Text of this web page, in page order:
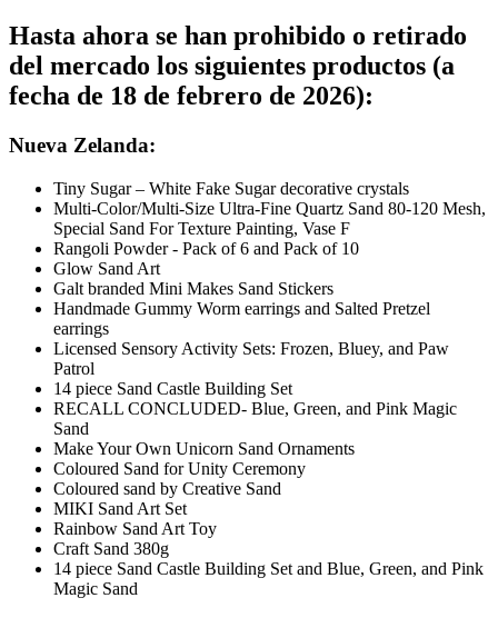
Hasta ahora se han prohibido o retirado
del mercado los siguientes productos (a
fecha de 18 de febrero de 2026):
Nueva Zelanda:
Tiny Sugar – White Fake Sugar decorative crystals
Multi-Color/Multi-Size Ultra-Fine Quartz Sand 80-120 Mesh,
Special Sand For Texture Painting, Vase F
Rangoli Powder - Pack of 6 and Pack of 10
Glow Sand Art
Galt branded Mini Makes Sand Stickers
Handmade Gummy Worm earrings and Salted Pretzel
earrings
Licensed Sensory Activity Sets: Frozen, Bluey, and Paw
Patrol
14 piece Sand Castle Building Set
RECALL CONCLUDED- Blue, Green, and Pink Magic
Sand
Make Your Own Unicorn Sand Ornaments
Coloured Sand for Unity Ceremony
Coloured sand by Creative Sand
MIKI Sand Art Set
Rainbow Sand Art Toy
Craft Sand 380g
14 piece Sand Castle Building Set and Blue, Green, and Pink
Magic Sand